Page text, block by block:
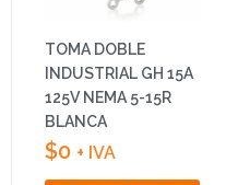
TOMA DOBLE
INDUSTRIAL GH 15A
125V NEMA 5-15R
BLANCA
$0 + IVA